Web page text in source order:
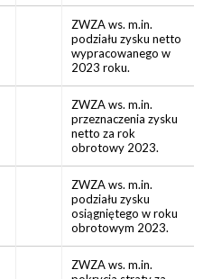
ZWZA ws. m.in.
podziału zysku netto
wypracowanego w
2023 roku.
ZWZA ws. m.in.
przeznaczenia zysku
netto za rok
obrotowy 2023.
ZWZA ws. m.in.
podziału zysku
osiągniętego w roku
obrotowym 2023.
ZWZA ws. m.in.